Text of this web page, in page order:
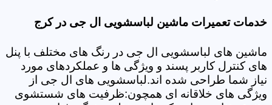
خدمات تعمیرات ماشین لباسشویی ال جی در کرج
ماشین های لباسشویی ال جی در رنگ های مختلف با پنل
های کنترل کاربر پسند و ویژگی ها و عملکردهای مورد
نیاز شما طراحی شده اند.لباسشویی های ال جی از
ویژگی های خلاقانه ای همچون:ظرفیت های شستشوی